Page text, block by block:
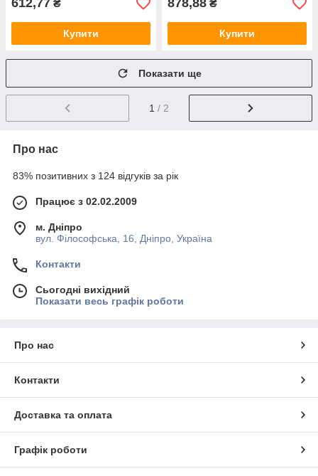
612,77 ₴
Купити
878,88 ₴
Купити
Показати ще
1 / 2
Про нас
83% позитивних з 124 відгуків за рік
Працює з 02.02.2009
м. Дніпро
вул. Філософська, 16, Дніпро, Україна
Контакти
Сьогодні вихідний
Показати весь графік роботи
Про нас
Контакти
Доставка та оплата
Графік роботи